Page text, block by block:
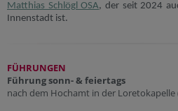
Matthias Schlögl OSA, der seit 2024
Innenstadt ist.
FÜHRUNGEN
Führung sonn- & feiertags
nach dem Hochamt in der Loretokapelle